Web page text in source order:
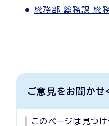
総務部 総務課 総
ご意見をお聞かせ
このページは見つ